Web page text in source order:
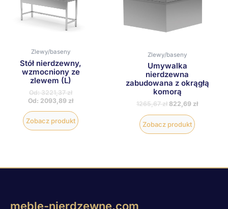
Zlewy/baseny
Stół nierdzewny,
wzmocniony ze
zlewem (L)
Od:3221,37zł
Od: 2093,89 zł
Zobacz produkt
produktu
Zlewy/baseny
Umywalka
nierdzewna
zabudowana z okrągłą
komorą
1265,67zł 822,69 zł
Zobacz produkt
Opcje
meble-nierdzewne.com